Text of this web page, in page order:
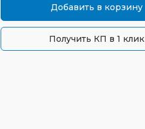
Добавить в корзину
Получить КП в 1 клик